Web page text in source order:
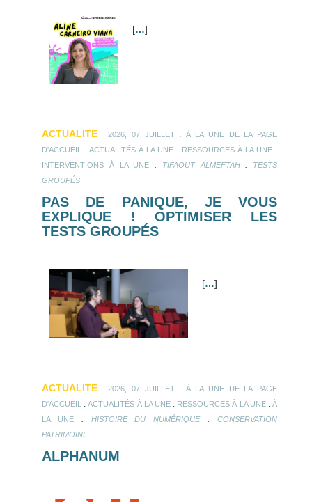
[…]
ACTUALITE 2026, 07 JUILLET. À LA UNE DE LA PAGE
D'ACCUEIL
.ACTUALITÉS À LA UNE RESSOURCES À LA UNE.
INTERVENTIONS À LA UNE TIFAOUT ALMEFTAH.
TESTS
GROUPÉS
PAS DE PANIQUE, JE VOUS
EXPLIQUE ! OPTIMISER LES
TESTS GROUPÉS
[…]
ACTUALITE 2026, 07 JUILLET. À LA UNE DE LA PAGE
D'ACCUEIL
.ACTUALITÉS À LA UNE. RESSOURCES À LA UNE.À
LA UNE. HISTOIRE DU NUMÉRIQUE.CONSERVATION
PATRIMOINE
ALPHANUM